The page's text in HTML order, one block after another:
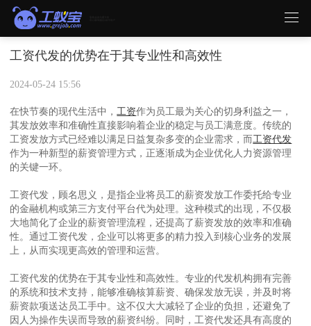
工资代发的优势在于其专业性和高效性
2024-05-24 15:56
在快节奏的现代生活中， 工资作为员工最为关心的切身利益之一，
其发放效率和准确性直接影响着企业的稳定与员工满意度。传统的
工资发放方式已经难以满足日益复杂多变的企业需求，而工资代发
作为一种新型的薪资管理方式，正逐渐成为企业优化人力资源管理
的关键一环。
工资代发，顾名思义，是指企业将员工的薪资发放工作委托给专业
的金融机构或第三方支付平台代为处理。这种模式的出现，不仅极
大地简化了企业的薪资管理流程，还提高了薪资发放的效率和准确
性。通过工资代发，企业可以将更多的精力投入到核心业务的发展
上，从而实现更高效的管理和运营。
工资代发的优势在于其专业性和高效性。专业的代发机构拥有完善
的系统和技术支持，能够准确核算薪资、确保发放无误，并及时将
薪资款项送达员工手中。这不仅大大减轻了企业的负担，还避免了
因人为操作失误而导致的薪资纠纷。同时，工资代发还具有高度的